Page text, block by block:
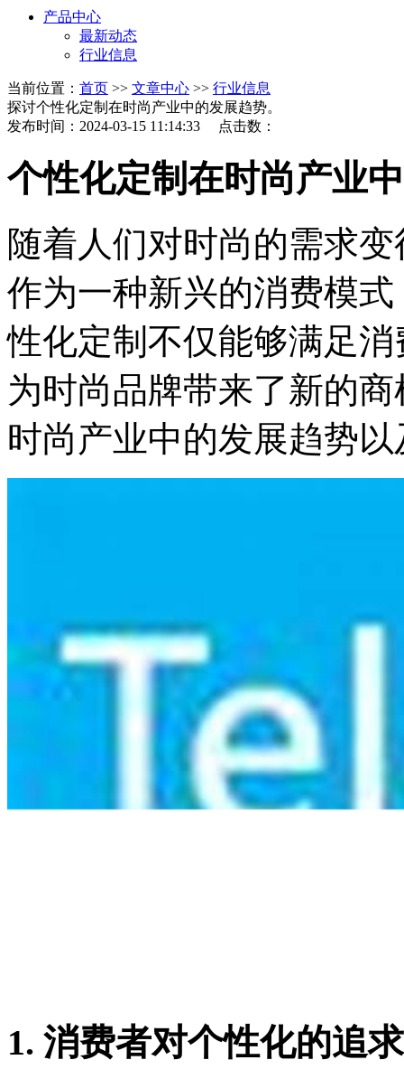
产品中心
最新动态
行业信息
当前位置： 首页 >> 文章中心 >> 行业信息
探讨个性化定制在时尚产业中的发展趋势。
发布时间：2024-03-15 11:14:33 点击数：
个性化定制在时尚产业
随着人们对时尚的需求
作为一种新兴的消费模
性化定制不仅能够满足
为时尚品牌带来了新的
时尚产业中的发展趋势
1. 消费者对个性化的追求